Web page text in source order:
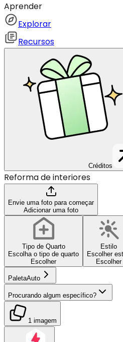
Aprender
Explorar
Recursos
Créditos
Reforma de interiores
Envie uma foto para começar
Adicionar uma foto
Tipo de Quarto
Escolha o tipo de quarto
Escolher
Estilo
Escolher
Escolher
PaletaAuto
Procurando algum específico?
1 imagem